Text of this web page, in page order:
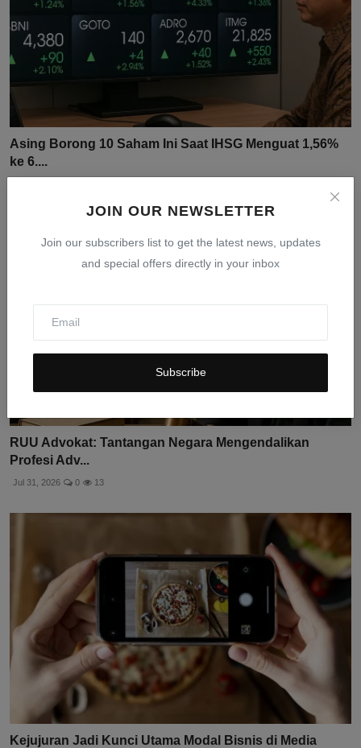
JOIN OUR NEWSLETTER
Join our subscribers list to get the latest news, updates
and special offers directly in your inbox
Subscribe
Asing Borong 10 Saham Ini Saat IHSG Menguat 1,56%
ke 6....
RUU Advokat: Tantangan Negara Mengendalikan
Profesi Adv...
Jul 31, 2026 0 13
Kejujuran Jadi Kunci Utama Modal Bisnis di Media